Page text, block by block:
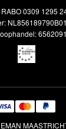
0309 1295
NL856189790B01